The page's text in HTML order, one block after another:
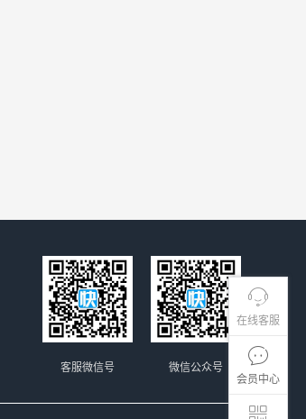
在线客服
会员中心
微信公众号
客服微信号